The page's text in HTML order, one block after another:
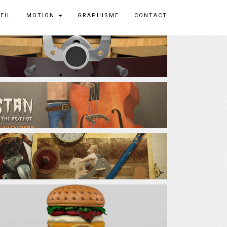
MOTION GRAPHISME CONTACT